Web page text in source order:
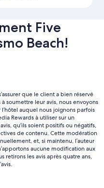
Five
Beach!
que le client a bien réservé
soumettre leur avis, nous envoyons
auquel nous joignons parfois
Rewards à utiliser sur un
qu’ils soient positifs ou négatifs,
de contenu. Cette modération
et, si maintenu, l’auteur
aucune modification aux
retirons les avis après quatre ans,